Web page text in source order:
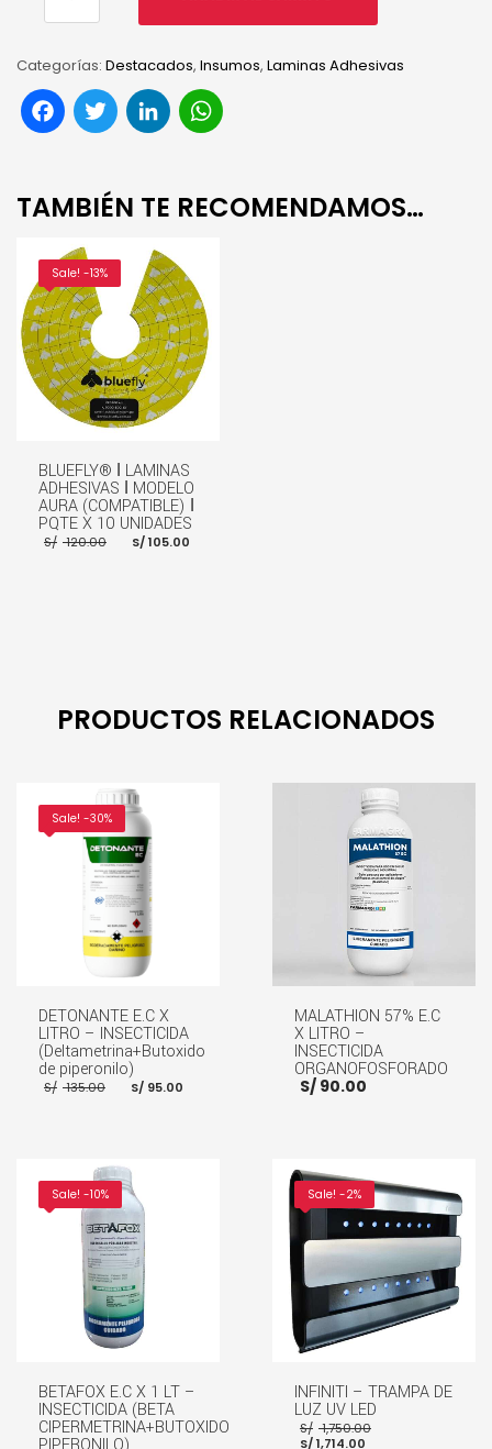
Categorías: Destacados, Insumos, Laminas Adhesivas
Facebook
TwitterLinkedIn
TAMBIÉN TE RECOMENDAMOS…
Sale! -13%
BLUEFLY® ǀ LAMINAS
ADHESIVAS ǀ MODELO
AURA (COMPATIBLE) ǀ
PQTE X 10 UNIDADES
S/ 120.00 El
precio
S/105.00
PRODUCTOS RELACIONADOS
Sale! -30%
DETONANTE E.C X
LITRO – INSECTICIDA
(Deltametrina+Butoxido
de piperonilo)
S/ 135.00 El
precio
S/ 95.00
AÑADIR AL CARRITO
MALATHION 57% E.C
X LITRO –
INSECTICIDA
ORGANOFOSFORADO
S/90.00
AÑADIR AL CARRITO
Sale! -10%
BETAFOX E.C X 1 LT –
INSECTICIDA (BETA
CIPERMETRINA+BUTOXIDO
Sale! -2%
INFINITI – TRAMPA DE
LUZ UV LED
S/ 1,750.00
S/1,714.00